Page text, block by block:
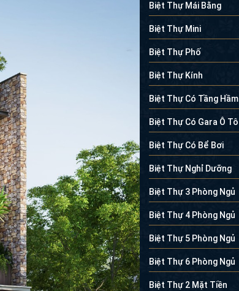
Biệt Thự Mái Bằng
Biệt Thự Mini
Biệt Thự Phố
Biệt Thự Kính
Biệt Thự Có Tầng Hầm
Biệt Thự Có Gara Ô Tô
Biệt Thự Có Bể Bơi
Biệt Thự Nghỉ Dưỡng
Biệt Thự 3 Phòng Ngủ
Biệt Thự 4 Phòng Ngủ
Biệt Thự 5 Phòng Ngủ
Biệt Thự 6 Phòng Ngủ
Biệt Thự 2 Mặt Tiền